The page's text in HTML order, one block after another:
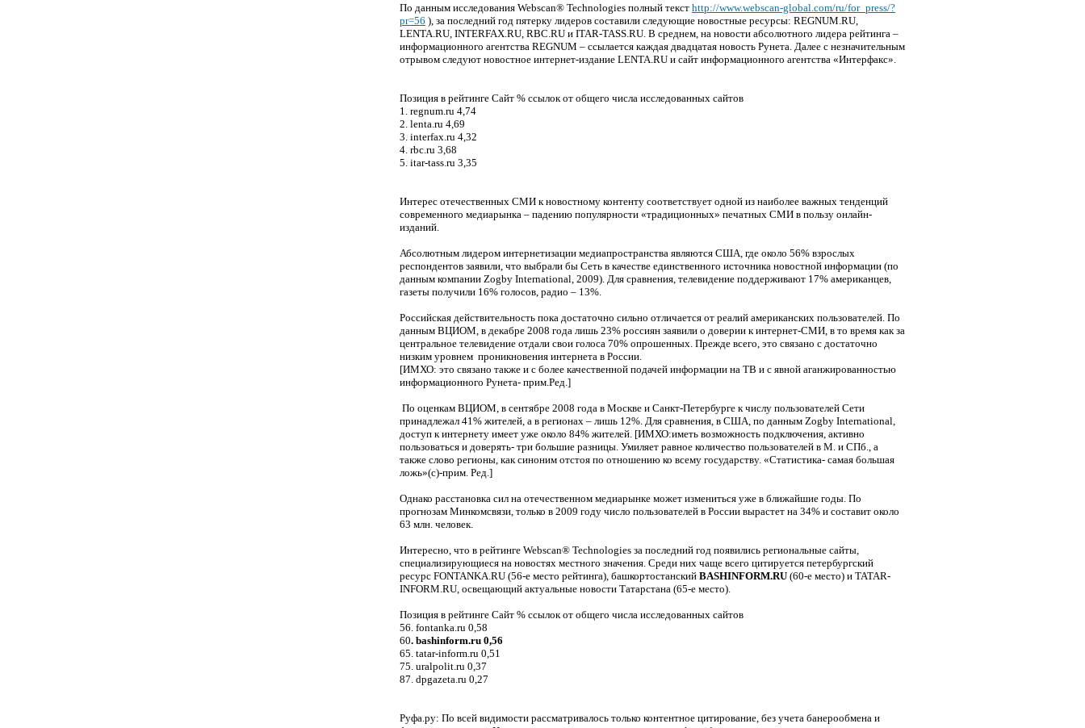
По данным исследования Webscan® Technologies полный текст http://www.webscan-global.com/ru/for_press/?
pr=56 ), за последний год пятерку лидеров составили следующие новостные ресурсы: REGNUM.RU,
LENTA.RU, INTERFAX.RU, RBC.RU и ITAR-TASS.RU. В среднем, на новости абсолютного лидера рейтинга –
информационного агентства REGNUM – ссылается каждая двадцатая новость Рунета. Далее с незначительным
отрывом следуют новостное интернет-издание LENTA.RU и сайт информационного агентства «Интерфакс».
Позиция в рейтинге Сайт % ссылок от общего числа исследованных сайтов
1. regnum.ru 4,74
2. lenta.ru 4,69
3. interfax.ru 4,32
4. rbc.ru 3,68
5. itar-tass.ru 3,35
Интерес отечественных СМИ к новостному контенту соответствует одной из наиболее важных тенденций
современного медиарынка – падению популярности «традиционных» печатных СМИ в пользу онлайн-
изданий.
Абсолютным лидером интернетизации медиапространства являются США, где около 56% взрослых
респондентов заявили, что выбрали бы Сеть в качестве единственного источника новостной информации (по
данным компании Zogby International, 2009). Для сравнения, телевидение поддерживают 17% американцев,
газеты получили 16% голосов, радио – 13%.
Российская действительность пока достаточно сильно отличается от реалий американских пользователей. По
данным ВЦИОМ, в декабре 2008 года лишь 23% россиян заявили о доверии к интернет-СМИ, в то время как за
центральное телевидение отдали свои голоса 70% опрошенных. Прежде всего, это связано с достаточно
низким уровнем проникновения интернета в России.
[ИМХО: это связано также и с более качественной подачей информации на ТВ и с явной аганжированностью
информационного Рунета- прим.Ред.]
По оценкам ВЦИОМ, в сентябре 2008 года в Москве и Санкт-Петербурге к числу пользователей Сети
принадлежал 41% жителей, а в регионах – лишь 12%. Для сравнения, в США, по данным Zogby International,
доступ к интернету имеет уже около 84% жителей. [ИМХО:иметь возможность подключения, активно
пользоваться и доверять- три большие разницы. Умиляет равное количество пользователей в М. и СПб., а
также слово регионы, как синоним отстоя по отношению ко всему государству. «Статистика- самая большая
ложь»(с)-прим. Ред.]
Однако расстановка сил на отечественном медиарынке может измениться уже в ближайшие годы. По
прогнозам Минкомсвязи, только в 2009 году число пользователей в России вырастет на 34% и составит около
63 млн. человек.
Интересно, что в рейтинге Webscan® Technologies за последний год появились региональные сайты,
специализирующиеся на новостях местного значения. Среди них чаще всего цитируется петербургский
ресурс FONTANKA.RU (56-е место рейтинга), башкортостанский BASHINFORM.RU (60-е место) и TATAR-
INFORM.RU, освещающий актуальные новости Татарстана (65-е место).
Позиция в рейтинге Сайт % ссылок от общего числа исследованных сайтов
56. fontanka.ru 0,58
60. bashinform.ru 0,56
65. tatar-inform.ru 0,51
75. uralpolit.ru 0,37
87. dpgazeta.ru 0,27
Руфа.ру: По всей видимости рассматривалось только контентное цитирование, без учета банерообмена и